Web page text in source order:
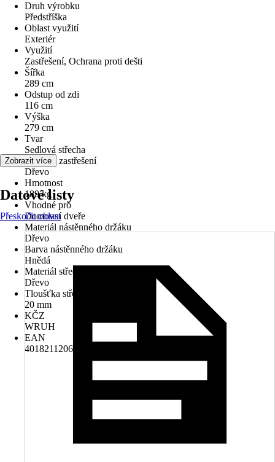
Druh výrobku
Předstříška
Oblast využití
Exteriér
Využití
Zastřešení, Ochrana proti dešti
Šířka
289 cm
Odstup od zdi
116 cm
Výška
279 cm
Tvar
Sedlová střecha
Materiál zastřešení
Dřevo
Hmotnost
189 kg
Vhodné pro
Domovní dveře
Materiál nástěnného držáku
Dřevo
Barva nástěnného držáku
Hnědá
Materiál střechy
Dřevo
Tloušťka střechy
20 mm
KČZ
WRUH
EAN
4018211206339
Zobrazit více
Datové listy
Přeskočit oblast